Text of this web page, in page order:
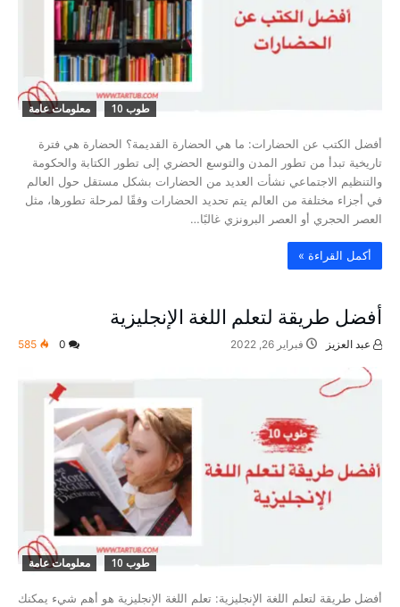
طوب 10 معلومات عامة
أفضل الكتب عن الحضارات: ما هي الحضارة القديمة؟ الحضارة هي فترة
تاريخية تبدأ من تطور المدن والتوسع الحضري إلى تطور الكتابة والحكومة
والتنظيم الاجتماعي نشأت العديد من الحضارات بشكل مستقل حول العالم
في أجزاء مختلفة من العالم يتم تحديد الحضارات وفقًا لمرحلة تطورها، مثل
العصر الحجري أو العصر البرونزي غالبًا…
‫أكمل القراءة »‬
أفضل طريقة لتعلم اللغة الإنجليزية
عبد العزيز فبراير 26, 2022 585
طوب 10 معلومات عامة
أفضل طريقة لتعلم اللغة الإنجليزية: تعلم اللغة الإنجليزية هو أهم شيء يمكنك